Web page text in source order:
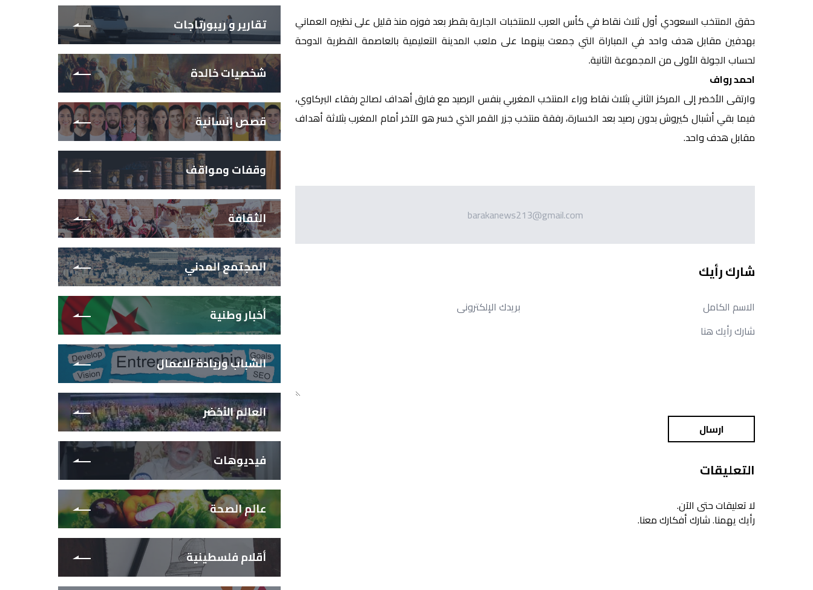
حقق المنتخب السعودي أول ثلاث نقاط في كأس العرب للمنتخبات الجارية بقطر بعد فوزه منذ قليل على نظيره العماني
بهدفين مقابل هدف واحد في المباراة التي جمعت بينهما على ملعب المدينة التعليمية بالعاصمة القطرية الدوحة
لحساب الجولة الأولى من المجموعة الثانية.
احمد رواف
وارتقى الأخضر إلى المركز الثاني بثلاث نقاط وراء المنتخب المغربي بنفس الرصيد مع فارق أهداف لصالح رفقاء البركاوي،
فيما بقي أشبال كيروش بدون رصيد بعد الخسارة، رفقة منتخب جزر القمر الذي خسر هو الآخر أمام المغرب بثلاثة أهداف
مقابل هدف واحد.
barakanews213@gmail.com
شارك رأيك
ارسال
التعليقات
لا تعليقات حتى الآن.
رأيك يهمنا. شارك أفكارك معنا.
تقارير و ريبورتاجات
شخصيات خالدة
قصص إنسانية
وقفات ومواقف
الثقافة
المجتمع المدني
أخبار وطنية
الشباب وريادة الاعمال
العالم الأخضر
فيديوهات
عالم الصحة
أقلام فلسطينية